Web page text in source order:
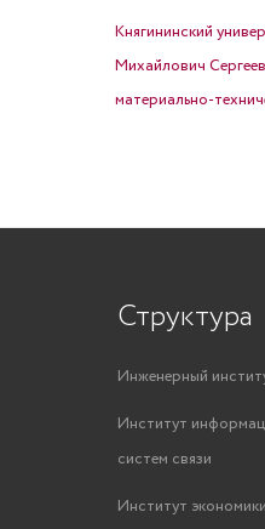
Княгининский
Михайлович
материально-
Структура
Инженерный
Институт
систем связи
Институт